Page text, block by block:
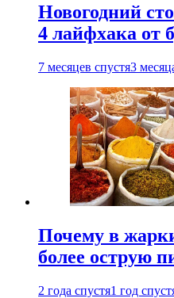
Новогодний
4 лайфхака от
7 месяцев спустя3
Почему в
более острую
2 года спустя1 год